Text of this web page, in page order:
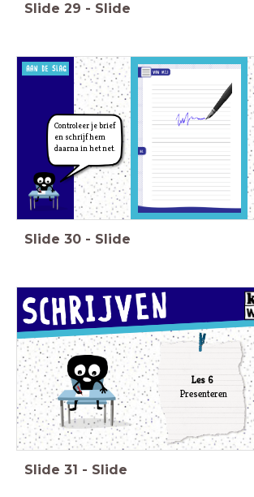
Slide 29 - Slide
Controleer je brief
en schrijf hem
daarna in het net.
Slide 30 - Slide
Les 6
Presenteren
Slide 31 - Slide